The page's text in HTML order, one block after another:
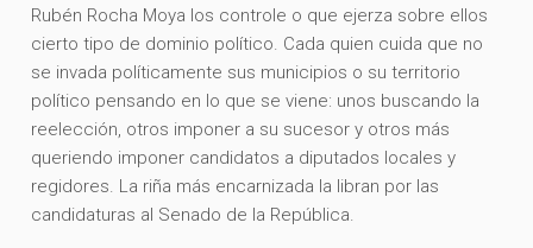
Rubén Rocha Moya los controle o que ejerza sobre ellos
cierto tipo de dominio político. Cada quien cuida que no
se invada políticamente sus municipios o su territorio
político pensando en lo que se viene: unos buscando la
reelección, otros imponer a su sucesor y otros más
queriendo imponer candidatos a diputados locales y
regidores. La riña más encarnizada la libran por las
candidaturas al Senado de la República.